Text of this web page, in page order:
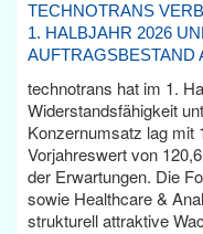
TECHNOTRANS
1. HALBJAHR 2026
AUFTRAGSBESTAND
technotrans hat im 1.
Widerstandsfähigkeit
Konzernumsatz lag mit
Vorjahreswert von
der Erwartungen. Die
sowie Healthcare &
strukturell attraktive